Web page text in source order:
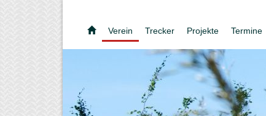
Verein Trecker Projekte Termine